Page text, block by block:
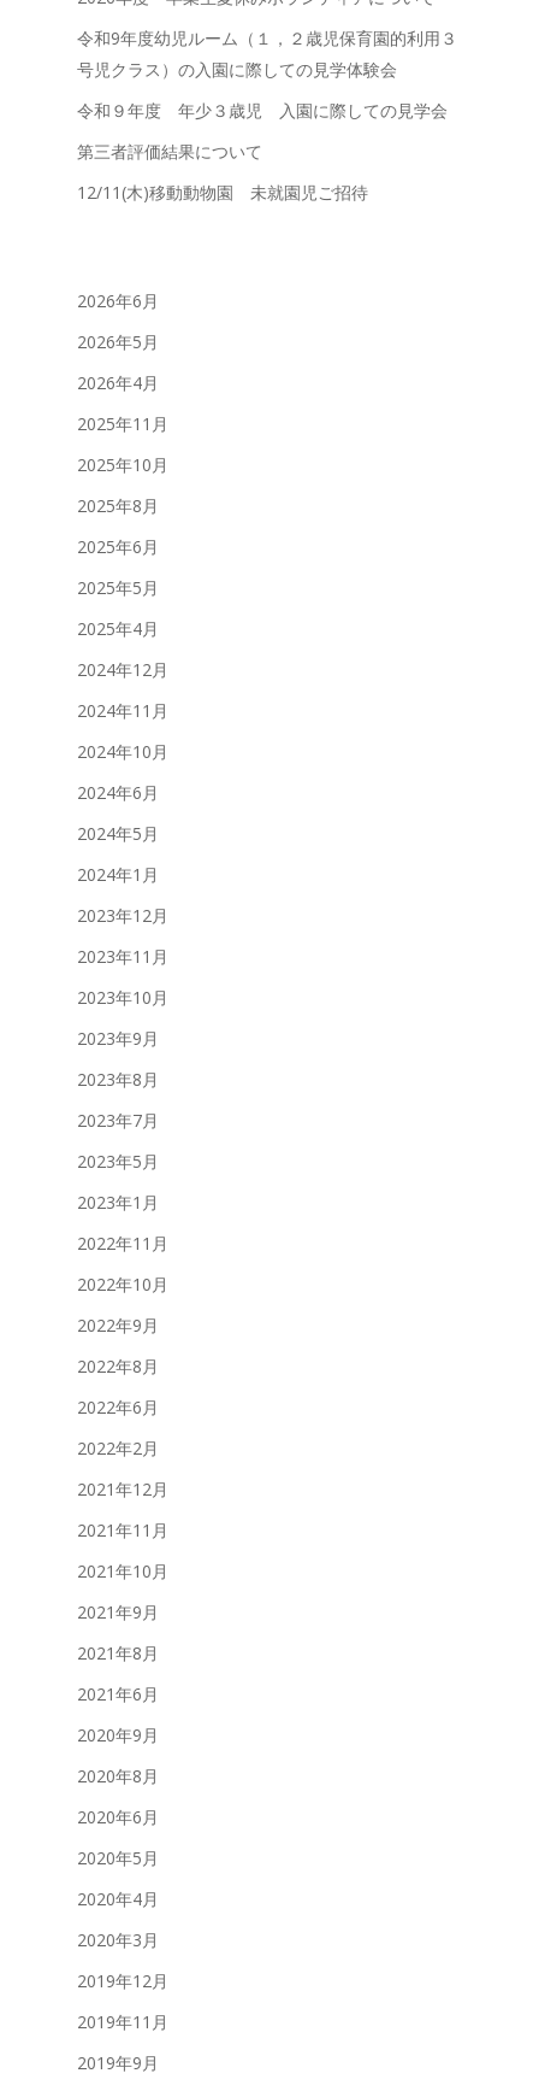
令和9年度幼児ルーム（１，２歳児保育園的利用３
号児クラス）の入園に際しての見学体験会
令和９年度 年少３歳児 入園に際しての見学会
第三者評価結果について
12/11(木)移動動物園 未就園児ご招待
2026年6月
2026年5月
2026年4月
2025年11月
2025年10月
2025年8月
2025年6月
2025年5月
2025年4月
2024年12月
2024年11月
2024年10月
2024年6月
2024年5月
2024年1月
2023年12月
2023年11月
2023年10月
2023年9月
2023年8月
2023年7月
2023年5月
2023年1月
2022年11月
2022年10月
2022年9月
2022年8月
2022年6月
2022年2月
2021年12月
2021年11月
2021年10月
2021年9月
2021年8月
2021年6月
2020年9月
2020年8月
2020年6月
2020年5月
2020年4月
2020年3月
2019年12月
2019年11月
2019年9月